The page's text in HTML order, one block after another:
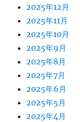
2025年12月
2025年11月
2025年10月
2025年9月
2025年8月
2025年7月
2025年6月
2025年5月
2025年4月